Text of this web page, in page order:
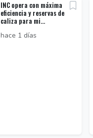
INC opera con máxima
eficiencia y reservas de
caliza para mi...
hace 1 días